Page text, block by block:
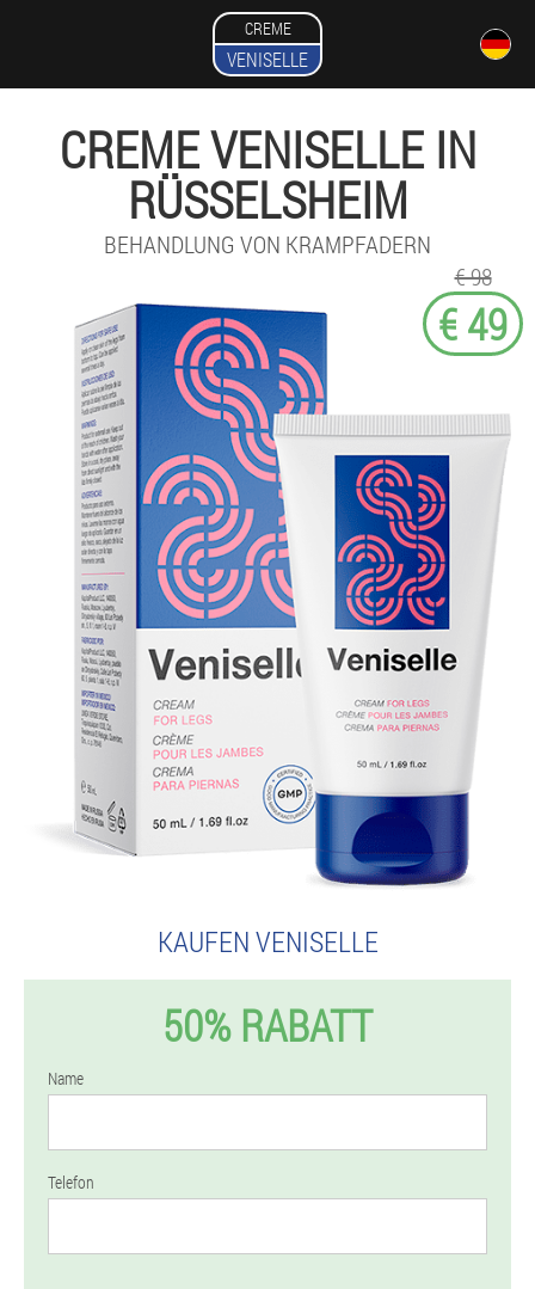
CREME
VENISELLE
CREME VENISELLE IN
RÜSSELSHEIM
BEHANDLUNG VON KRAMPFADERN
€ 98
€ 49
KAUFEN VENISELLE
50% RABATT
Name
Telefon